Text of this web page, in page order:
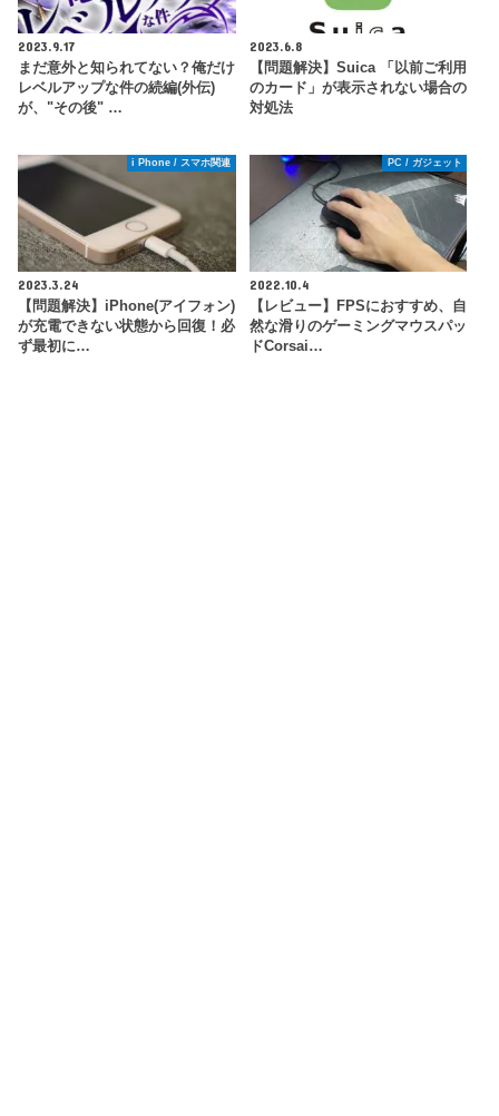
2023.9.17
まだ意外と知られてない？俺だけ
レベルアップな件の続編(外伝)
が、"その後" …
2023.6.8
【問題解決】Suica 「以前ご利用
のカード」が表示されない場合の
対処法
i Phone / スマホ関連
2023.3.24
【問題解決】iPhone(アイフォン)
が充電できない状態から回復！必
ず最初に…
PC / ガジェット
2022.10.4
【レビュー】FPSにおすすめ、自
然な滑りのゲーミングマウスパッ
ドCorsai…